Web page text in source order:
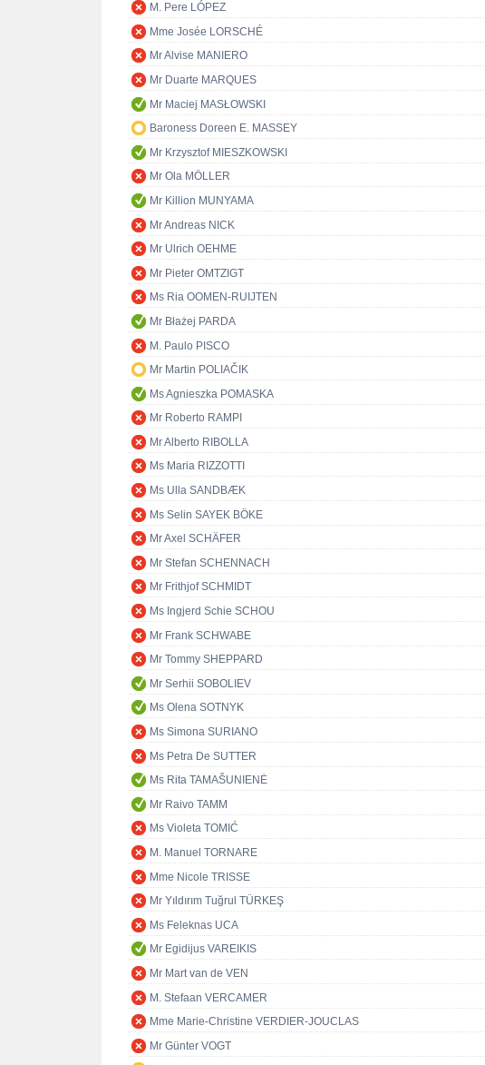
M. Pere LÓPEZ
Mme Josée LORSCHÉ
Mr Alvise MANIERO
Mr Duarte MARQUES
Mr Maciej MASŁOWSKI
Baroness Doreen E. MASSEY
Mr Krzysztof MIESZKOWSKI
Mr Ola MÖLLER
Mr Killion MUNYAMA
Mr Andreas NICK
Mr Ulrich OEHME
Mr Pieter OMTZIGT
Ms Ria OOMEN-RUIJTEN
Mr Błażej PARDA
M. Paulo PISCO
Mr Martin POLIAČIK
Ms Agnieszka POMASKA
Mr Roberto RAMPI
Mr Alberto RIBOLLA
Ms Maria RIZZOTTI
Ms Ulla SANDBÆK
Ms Selin SAYEK BÖKE
Mr Axel SCHÄFER
Mr Stefan SCHENNACH
Mr Frithjof SCHMIDT
Ms Ingjerd Schie SCHOU
Mr Frank SCHWABE
Mr Tommy SHEPPARD
Mr Serhii SOBOLIEV
Ms Olena SOTNYK
Ms Simona SURIANO
Ms Petra De SUTTER
Ms Rita TAMAŠUNIENĖ
Mr Raivo TAMM
Ms Violeta TOMIĆ
M. Manuel TORNARE
Mme Nicole TRISSE
Mr Yıldırım Tuğrul TÜRKEŞ
Ms Feleknas UCA
Mr Egidijus VAREIKIS
Mr Mart van de VEN
M. Stefaan VERCAMER
Mme Marie-Christine VERDIER-JOUCLAS
Mr Günter VOGT